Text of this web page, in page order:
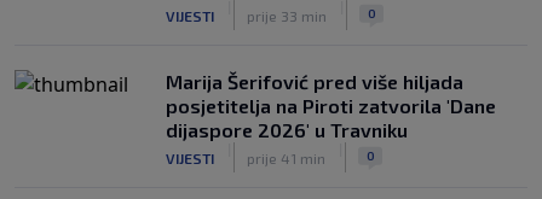
VIJESTI prije 33 min 0
Marija Šerifović pred više hiljada
posjetitelja na Piroti zatvorila 'Dane
dijaspore 2026' u Travniku
VIJESTI prije 41 min 0